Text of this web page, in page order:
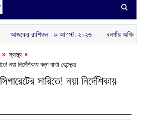
রাশিফল :‌ ‌‌৯ আগস্ট, ২০২৬ বনগাঁয় অখিল ভারতীয়
‌ স্বাস্থ্য
নয়া নির্দেশিকায় কড়া বার্তা কেন্দ্রের
সারিতে! নয়া নির্দেশিকায়